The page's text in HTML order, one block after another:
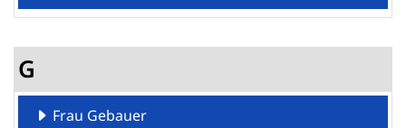
G
Frau Gebauer